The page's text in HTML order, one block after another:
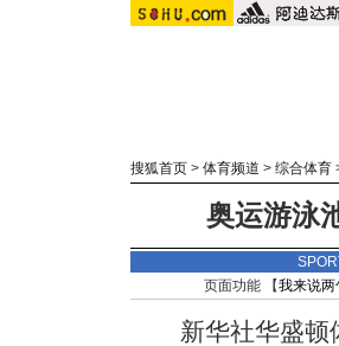
搜狐首页 > 体育频道 > 综合体育
奥运游泳
页面功能 【我来说两
新华社华盛顿